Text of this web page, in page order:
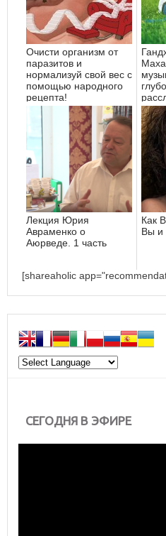
Очисти организм от
паразитов и
нормализуй свой вес с
помощью народного
рецепта!
Лекция Юрия
Авраменко о
Аюрведе. 1 часть
Как
Вы и
[shareaholic
СЕГОДНЯ В ЭФИРЕ